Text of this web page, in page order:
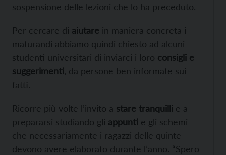
sospensione delle lezioni che lo ha preceduto.
Per cercare di aiutare in maniera concreta i
maturandi abbiamo quindi chiesto ad alcuni
studenti universitari di inviarci i loro consigli e
suggerimenti , da persone ben informate sui
fatti.
Ricorre più volte l’invito a stare tranquilli e a
prepararsi studiando gli appunti e gli schemi
che necessariamente i ragazzi delle quinte
devono avere elaborato durante l’anno. “Spero